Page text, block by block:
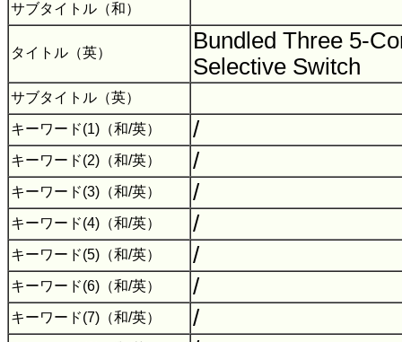
サブタイトル（和）
タイトル（英）
Bundled Three 5-
Selective Switch
サブタイトル（英）
キーワード(1)（和/英） /
キーワード(2)（和/英） /
キーワード(3)（和/英） /
キーワード(4)（和/英） /
キーワード(5)（和/英） /
キーワード(6)（和/英） /
キーワード(7)（和/英） /